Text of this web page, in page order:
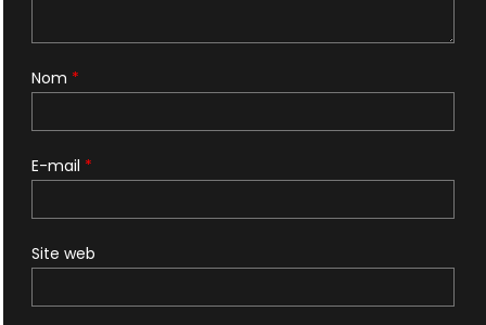
Nom *
E-mail *
Site web